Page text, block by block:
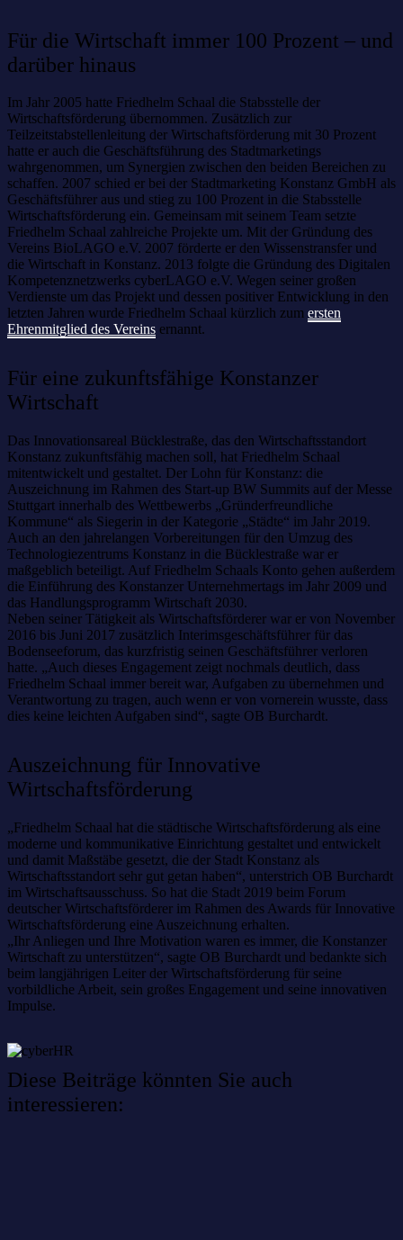
Für die Wirtschaft immer 100 Prozent – und
darüber hinaus
Im Jahr 2005 hatte Friedhelm Schaal die Stabsstelle der
Wirtschaftsförderung übernommen. Zusätzlich zur
Teilzeitstabstellenleitung der Wirtschaftsförderung mit 30 Prozent
hatte er auch die Geschäftsführung des Stadtmarketings
wahrgenommen, um Synergien zwischen den beiden Bereichen zu
schaffen. 2007 schied er bei der Stadtmarketing Konstanz GmbH als
Geschäftsführer aus und stieg zu 100 Prozent in die Stabsstelle
Wirtschaftsförderung ein. Gemeinsam mit seinem Team setzte
Friedhelm Schaal zahlreiche Projekte um. Mit der Gründung des
Vereins BioLAGO e.V. 2007 förderte er den Wissenstransfer und
die Wirtschaft in Konstanz. 2013 folgte die Gründung des Digitalen
Kompetenznetzwerks cyberLAGO e.V. Wegen seiner großen
Verdienste um das Projekt und dessen positiver Entwicklung in den
letzten Jahren wurde Friedhelm Schaal kürzlich zum ersten
Ehrenmitglied des Vereins ernannt.
Für eine zukunftsfähige Konstanzer
Wirtschaft
Das Innovationsareal Bücklestraße, das den Wirtschaftsstandort
Konstanz zukunftsfähig machen soll, hat Friedhelm Schaal
mitentwickelt und gestaltet. Der Lohn für Konstanz: die
Auszeichnung im Rahmen des Start-up BW Summits auf der Messe
Stuttgart innerhalb des Wettbewerbs „Gründerfreundliche
Kommune“ als Siegerin in der Kategorie „Städte“ im Jahr 2019.
Auch an den jahrelangen Vorbereitungen für den Umzug des
Technologiezentrums Konstanz in die Bücklestraße war er
maßgeblich beteiligt. Auf Friedhelm Schaals Konto gehen außerdem
die Einführung des Konstanzer Unternehmertags im Jahr 2009 und
das Handlungsprogramm Wirtschaft 2030.
Neben seiner Tätigkeit als Wirtschaftsförderer war er von November
2016 bis Juni 2017 zusätzlich Interimsgeschäftsführer für das
Bodenseeforum, das kurzfristig seinen Geschäftsführer verloren
hatte. „Auch dieses Engagement zeigt nochmals deutlich, dass
Friedhelm Schaal immer bereit war, Aufgaben zu übernehmen und
Verantwortung zu tragen, auch wenn er von vornerein wusste, dass
dies keine leichten Aufgaben sind“, sagte OB Burchardt.
Auszeichnung für Innovative
Wirtschaftsförderung
„Friedhelm Schaal hat die städtische Wirtschaftsförderung als eine
moderne und kommunikative Einrichtung gestaltet und entwickelt
und damit Maßstäbe gesetzt, die der Stadt Konstanz als
Wirtschaftsstandort sehr gut getan haben“, unterstrich OB Burchardt
im Wirtschaftsausschuss. So hat die Stadt 2019 beim Forum
deutscher Wirtschaftsförderer im Rahmen des Awards für Innovative
Wirtschaftsförderung eine Auszeichnung erhalten.
„Ihr Anliegen und Ihre Motivation waren es immer, die Konstanzer
Wirtschaft zu unterstützen“, sagte OB Burchardt und bedankte sich
beim langjährigen Leiter der Wirtschaftsförderung für seine
vorbildliche Arbeit, sein großes Engagement und seine innovativen
Impulse.
Diese Beiträge könnten Sie auch
interessieren: